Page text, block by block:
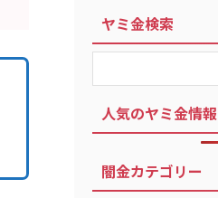
ヤミ金検索
人気のヤミ金情報
闇金カテゴリー